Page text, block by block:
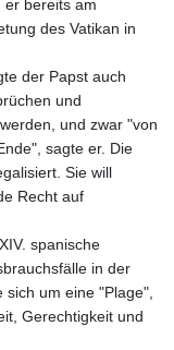
LTL 2.95274
LVL 0.60489
MAD 9.347628
MDL 17.432256
MGA
4307.49732
MKD 53.409668
MMK
MNT
3596.040078
MOP 8.095403
MRU 40.165112
er bereits am
des Vatikan in
der Papst auch
und
und zwar "von
sagte er. Die
Sie will
Recht auf
spanische
in der
um eine "Plage",
Gerechtigkeit und